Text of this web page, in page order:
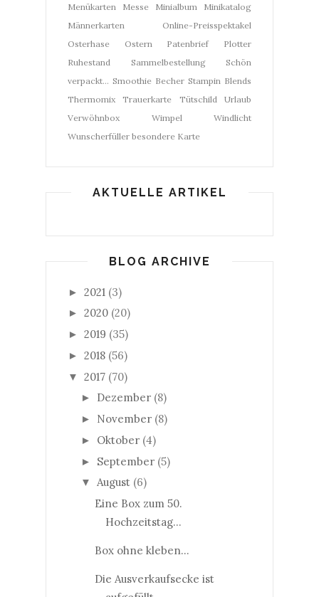
Menükarten
Messe Minialbum
Minikatalog
Männerkarten
Online-Preisspektakel
Osterhase
Ostern Patenbrief
Plotter
Ruhestand
Sammelbestellung
Schön
verpackt... Smoothie Becher Stampin Blends
Thermomix
Trauerkarte Tütschild
Urlaub
Verwöhnbox
Wimpel
Windlicht
Wunscherfüller besondere Karte
AKTUELLE ARTIKEL
BLOG ARCHIVE
► 2021 (3)
► 2020 (20)
► 2019 (35)
► 2018 (56)
▼ 2017 (70)
► Dezember (8)
► November (8)
► Oktober (4)
► September (5)
▼ August (6)
Eine Box zum 50.
Hochzeitstag...
Box ohne kleben...
Die Ausverkaufsecke ist